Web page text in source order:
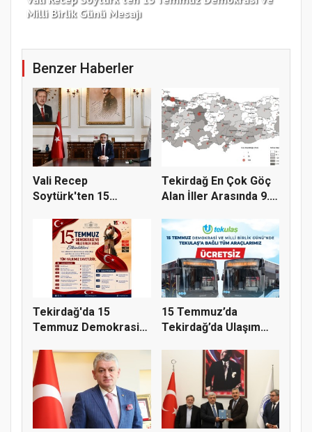
Milli Birlik Günü Mesajı
Benzer Haberler
Vali Recep
Soytürk'ten 15
Ve...
Tekirdağ En Çok Göç
Alan İller Arasında 9.
Tekirdağ'da 15
Temmuz Demokrasi
15 Temmuz’da
Tekirdağ’da Ulaşım